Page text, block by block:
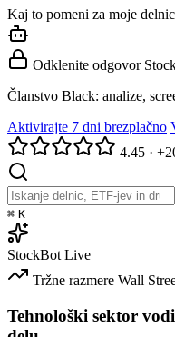
Kaj to pomeni za moje
Odklenite odgovor
Članstvo Black: analize,
Aktivirajte 7 dni brezplačno
4.45 ·
⌘ K
StockBot Live
Tržne razmere Wall
Tehnološki sektor